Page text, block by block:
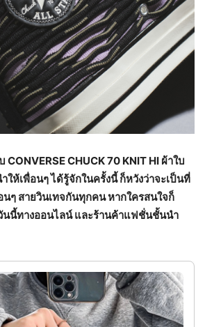
CONVERSE CHUCK 70 KNIT HI ผ้าใบ
ให้เพื่อนๆ ได้รู้จักในครั้งนี้ ก็หวังว่าจะเป็นที่
ๆ สายวินเทจกันทุกคน หากใครสนใจก็
นนี้ทางออนไลน์ และร้านค้าแฟชั่นชั้นนำ
ตุ๊กตารองเท้ายาง,สีดําและสีขาว
เท้าตุ๊กตา,รองเท้าผ้าใบสีทึบอินเท